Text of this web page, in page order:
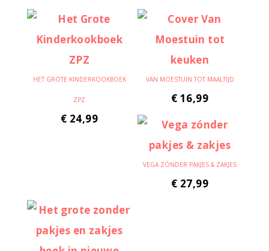
HET GROTE KINDERKOOKBOEK
ZPZ
€ 24,99
VAN MOESTUIN TOT MAALTIJD
€ 16,99
VEGA ZÓNDER PAKJES & ZAKJES
€ 27,99